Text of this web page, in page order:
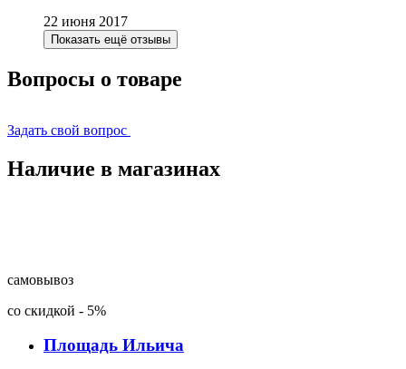
22 июня 2017
Показать ещё отзывы
Вопросы о товаре
Задать свой вопрос
Наличие в магазинах
самовывоз
со скидкой - 5%
Площадь Ильича